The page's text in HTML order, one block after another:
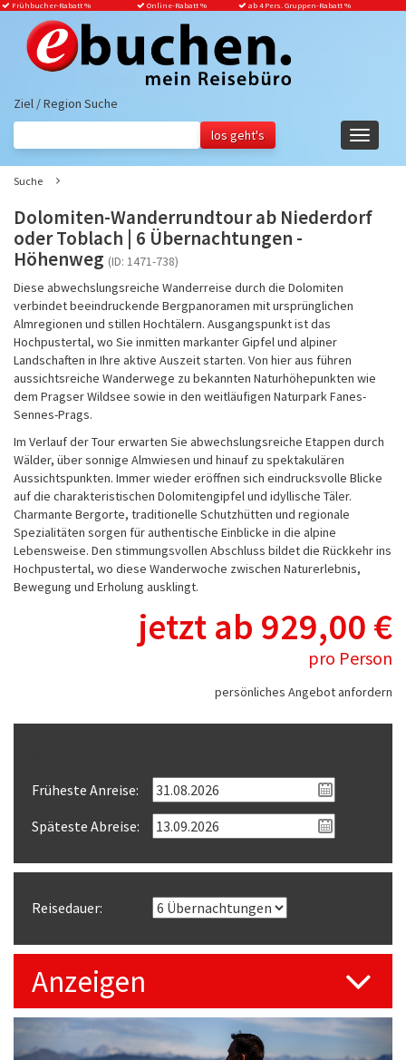
Frühbucher-Rabatt% Online-Rabatt % ab 4 Pers. Gruppen-Rabatt %
Ziel / Region Suche
Suche
Dolomiten-Wanderrundtour ab Niederdorf
oder Toblach | 6 Übernachtungen -
Höhenweg (ID: 1471-738)
Diese abwechslungsreiche Wanderreise durch die Dolomiten
verbindet beeindruckende Bergpanoramen mit ursprünglichen
Almregionen und stillen Hochtälern. Ausgangspunkt ist das
Hochpustertal, wo Sie inmitten markanter Gipfel und alpiner
Landschaften in Ihre aktive Auszeit starten. Von hier aus führen
aussichtsreiche Wanderwege zu bekannten Naturhöhepunkten wie
dem Pragser Wildsee sowie in den weitläufigen Naturpark Fanes-
Sennes-Prags.
Im Verlauf der Tour erwarten Sie abwechslungsreiche Etappen durch
Wälder, über sonnige Almwiesen und hinauf zu spektakulären
Aussichtspunkten. Immer wieder eröffnen sich eindrucksvolle Blicke
auf die charakteristischen Dolomitengipfel und idyllische Täler.
Charmante Bergorte, traditionelle Schutzhütten und regionale
Spezialitäten sorgen für authentische Einblicke in die alpine
Lebensweise. Den stimmungsvollen Abschluss bildet die Rückkehr ins
Hochpustertal, wo diese Wanderwoche zwischen Naturerlebnis,
Bewegung und Erholung ausklingt.
jetzt ab 929,00 €
pro Person
persönliches Angebot anfordern
Früheste Anreise:
Späteste Abreise:
Reisedauer:
Anzeigen
Previous Next